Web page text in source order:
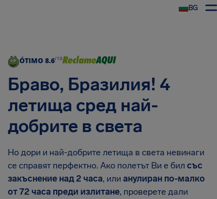
BG
ÓTIMO 8.6/10
Браво, Бразилия! 4
летища сред най-
добрите в света
Но дори и най-добрите летища в света невинаги
се справят перфектно. Ако полетът Ви е бил със
закъснение над 2 часа, или анулиран по-малко
от 72 часа преди излитане, проверете дали